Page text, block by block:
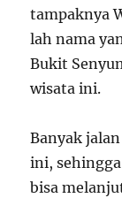
tampaknya
lah nama
Bukit
wisata ini.
Banyak
ini,
bisa